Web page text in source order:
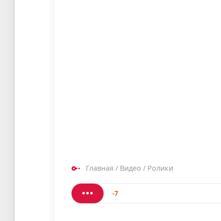
Главная / Видео / Ролики
-7